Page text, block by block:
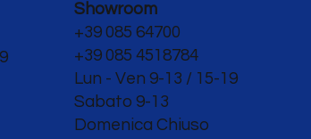
Showroom
+39 085 64700
+39 085 4518784
Lun - Ven 9-13 / 15-19
Sabato 9-13
Domenica Chiuso